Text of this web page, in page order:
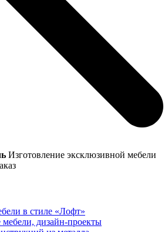
Изготовление эксклюзивной мебели
в стиле «Лофт»
дизайн-проекты